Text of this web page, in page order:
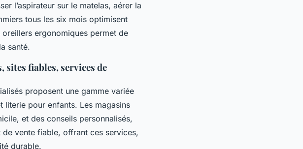
l’aspirateur sur le matelas, aérer la
tous les six mois optimisent
ergonomiques permet de
santé.
sites fiables, services de
proposent une gamme variée
literie pour enfants. Les magasins
et des conseils personnalisés,
vente fiable, offrant ces services,
durable.